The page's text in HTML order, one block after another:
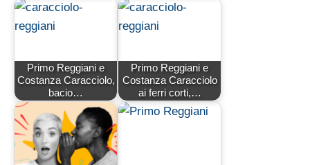
Primo Reggiani e
Costanza Caracciolo,
bacio…
Primo Reggiani e
Costanza Caracciolo
ai ferri corti,…